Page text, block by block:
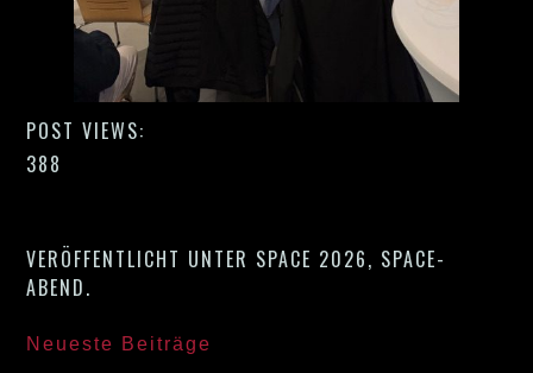
POST VIEWS:
388
VERÖFFENTLICHT UNTER SPACE 2026, SPACE-
ABEND.
Neueste Beiträge